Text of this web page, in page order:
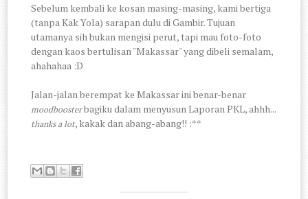
Sebelum kembali ke kosan masing-masing, kami bertiga
(tanpa Kak Yola) sarapan dulu di Gambir. Tujuan
utamanya sih bukan mengisi perut, tapi mau foto-foto
dengan kaos bertulisan "Makassar" yang dibeli semalam,
ahahahaa :D
Jalan-jalan berempat ke Makassar ini benar-benar
moodboosterbagiku dalam menyusun Laporan PKL, ahhh...
thanks a lot, kakak dan abang-abang!! :**